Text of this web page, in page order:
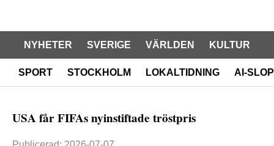
NYHETER SVERIGE VÄRLDEN KULTUR
SPORT STOCKHOLM LOKALTIDNING AI-SLOP
USA får FIFAs nyinstiftade tröstpris